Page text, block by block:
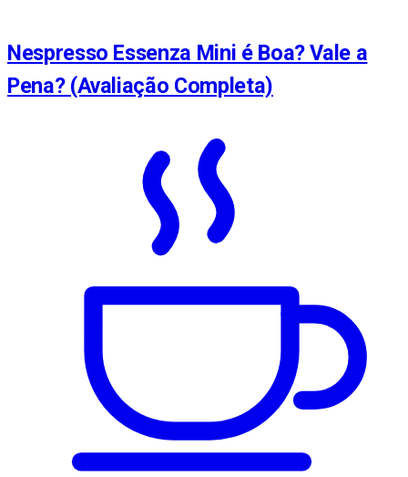
Nespresso Essenza Mini é Boa? Vale a
Pena? (Avaliação Completa)